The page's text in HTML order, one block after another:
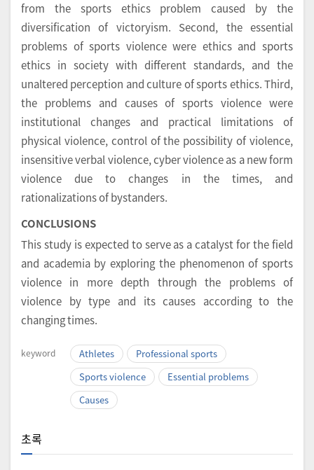
from the sports ethics problem caused by the
diversification of victoryism. Second, the essential
problems of sports violence were ethics and sports
ethics in society with different standards, and the
unaltered perception and culture of sports ethics. Third,
the problems and causes of sports violence were
institutional changes and practical limitations of
physical violence, control of the possibility of violence,
insensitive verbal violence, cyber violence as a new form
violence due to changes in the times, and
rationalizations of bystanders.
CONCLUSIONS
This study is expected to serve as a catalyst for the field
and academia by exploring the phenomenon of sports
violence in more depth through the problems of
violence by type and its causes according to the
changing times.
keyword Athletes
Professional sports
Sports violence
Essential problems
Causes
초록